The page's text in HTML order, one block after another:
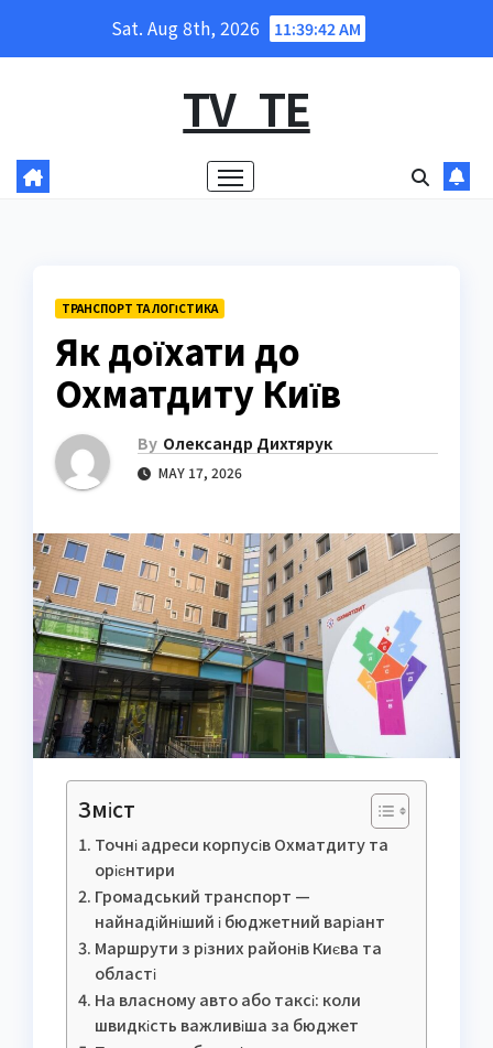
Sat. Aug 8th, 2026 11:39:43 AM
TV_TE
ТРАНСПОРТ ТА ЛОГІСТИКА
Як доїхати до
Охматдиту Київ
By Олександр Дихтярук
MAY 17, 2026
Зміст
Точні адреси корпусів Охматдиту та
орієнтири
Громадський транспорт —
найнадійніший і бюджетний варіант
Маршрути з різних районів Києва та
області
На власному авто або таксі: коли
швидкість важливіша за бюджет